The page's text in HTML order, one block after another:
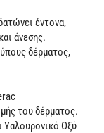
έντονα,
άνεσης.
δέρματος,
του δέρματος.
Υαλουρονικό Οξύ